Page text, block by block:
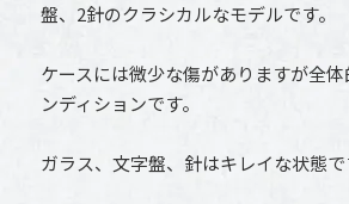
盤、2針のクラシカルなモデルです。
ケースには微少な傷がありますが全
ンディションです。
ガラス、文字盤、針はキレイな状態で